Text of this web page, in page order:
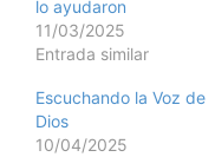
lo ayudaron
11/03/2025
Entrada similar
Escuchando la Voz de
Dios
10/04/2025